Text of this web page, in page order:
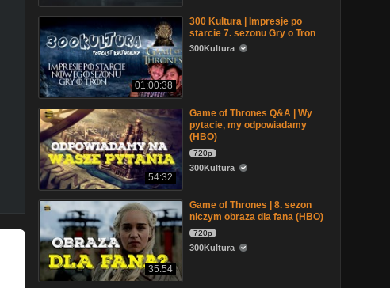
01:00:38
300 Kultura | Impresje po
starcie 7. sezonu Gry o Tron
300Kultura
54:32
Game of Thrones Q&A | Wy
pytacie, my odpowiadamy
(HBO)
720p
300Kultura
35:54
Game of Thrones | 8. sezon
niczym obraza dla fana (HBO)
720p
300Kultura